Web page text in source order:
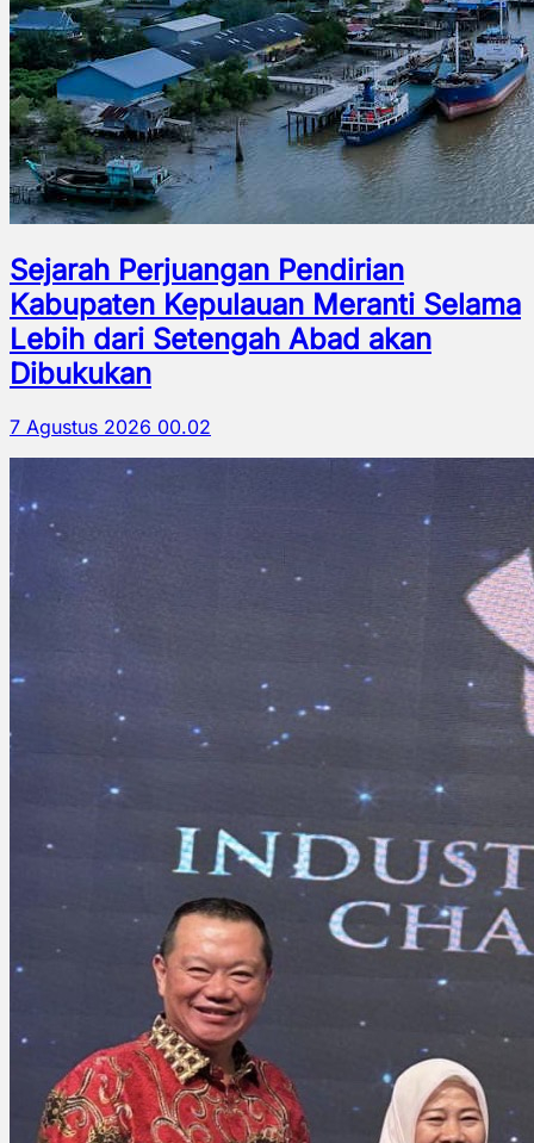
Sejarah Perjuangan Pendirian
Kabupaten Kepulauan Meranti Selama
Lebih dari Setengah Abad akan
Dibukukan
7 Agustus 2026 00.02